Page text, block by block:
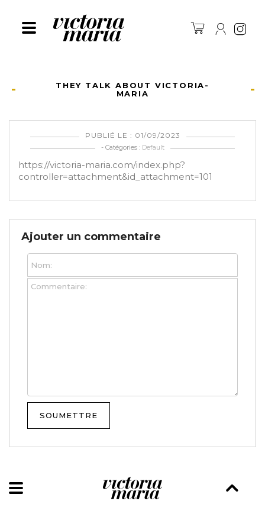
THEY TALK ABOUT VICTORIA-
MARIA
PUBLIÉ LE : 01/09/2023
- Catégories : Default
https://victoria-maria.com/index.php?
controller=attachment&id_attachment=101
Ajouter un commentaire